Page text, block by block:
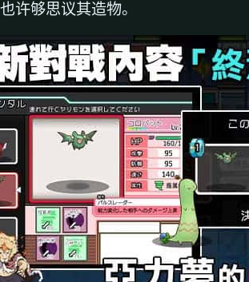
许够思议其造物。